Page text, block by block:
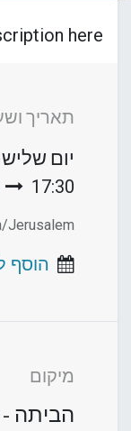
here!
תאריך
יום
17:30
Jerusalem
הוסף
מיקום
הביתה -